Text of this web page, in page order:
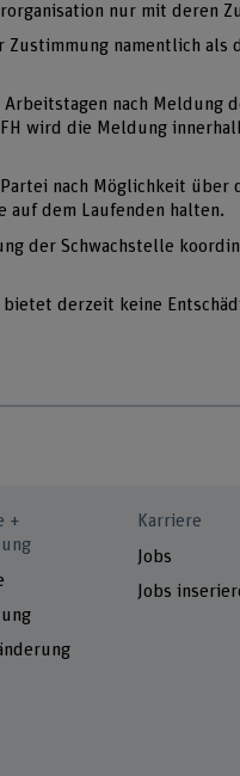
nur mit deren
namentlich als
nach Meldung
wird die Meldung
nach Möglichkeit
auf dem Laufenden halten.
der Schwachstelle
bietet derzeit keine
+
Karriere
Jobs
Jobs